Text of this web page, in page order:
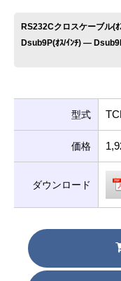
RS232Cクロスケーブル(
Dsub9P(ｵｽ/ｲﾝﾁ) ―
型式
価格
ダウンロード